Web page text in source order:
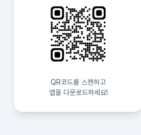
QR코드를 스캔하고
앱을 다운로드하세요!